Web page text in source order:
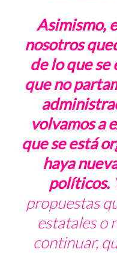
Asimismo,
nosotros
de lo que se
que no
volvamos a
que se está
haya
políticos.
propuestas
estatales o
continuar,